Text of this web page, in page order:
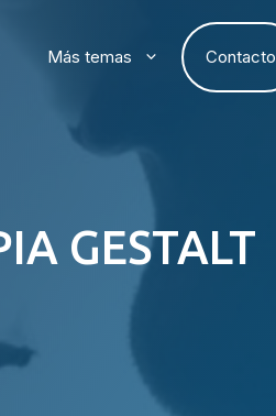
Más temas Contacto
GESTALT